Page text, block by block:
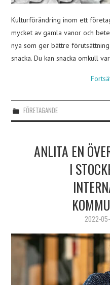
Kulturförändring inom ett
mycket av gamla vanor och
nya som ger bättre
snacka. Du kan snacka omkull
FÖRETAGANDE
ANLITA EN
I
2022-